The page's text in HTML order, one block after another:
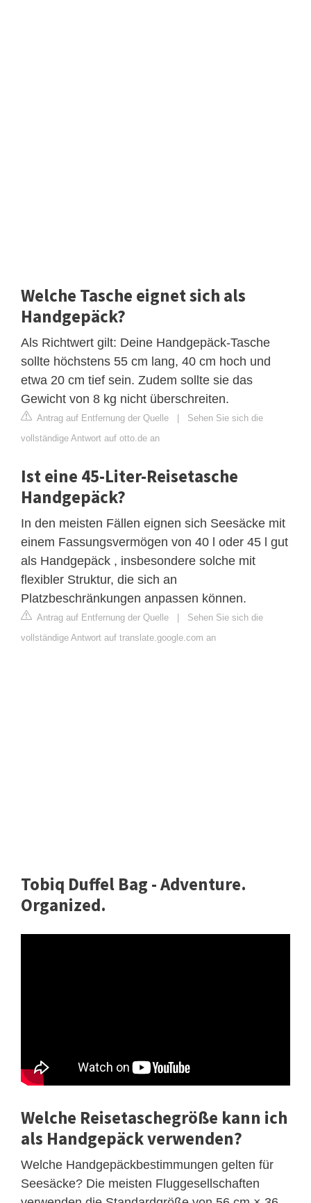
Welche Tasche eignet sich als
Handgepäck?
Als Richtwert gilt: Deine Handgepäck-Tasche
sollte höchstens 55 cm lang, 40 cm hoch und
etwa 20 cm tief sein. Zudem sollte sie das
Gewicht von 8 kg nicht überschreiten.
Antrag auf Entfernung der Quelle
Sehen Sie sich die
vollständige Antwort auf otto.de an
Ist eine 45-Liter-Reisetasche
Handgepäck?
In den meisten Fällen eignen sich Seesäcke mit
einem Fassungsvermögen von 40 l oder 45 l gut
als Handgepäck , insbesondere solche mit
flexibler Struktur, die sich an
Platzbeschränkungen anpassen können.
Antrag auf Entfernung der Quelle
Sehen Sie sich die
vollständige Antwort auf translate.google.com an
Tobiq Duffel Bag - Adventure.
Organized.
Welche Reisetaschegröße kann ich
als Handgepäck verwenden?
Welche Handgepäckbestimmungen gelten für
Seesäcke? Die meisten Fluggesellschaften